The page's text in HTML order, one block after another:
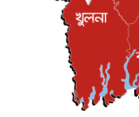
ইস্ট লন্ডন
লেন্স...
ইসলাম ও জীবন
সিলেটের
দেশজুড়ে
আজ থেকে সবার